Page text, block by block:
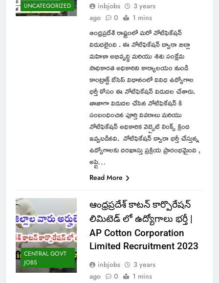
UNCATEGORIZED inbjobs
3 years
ago
0 1 mins
ఆంధ్రప్రదేశ్ రాష్ట్రంలో మరో నోటిఫికేషన్
విడుదలైంది . ఈ నోటిఫికేషన్ ద్వారా జిల్లా
మహిళా అభివృద్ధి మరియు శిశు సంక్షేమ
సాధికారత అధికారిని కార్యాలయం నుండి
కాంట్రాక్ట్ బేసిస్ విధానంలో వివిధ ఉద్యోగాల
భర్తీ కోసం ఈ నోటిఫికేషన్ విడుదల చేశారు.
తాజాగా విడుదల చేసిన నోటిఫికేషన్ కి
సంబంధించిన పూర్తి వివరాలు మరియు
నోటిఫికేషన్ అధికారిక వెబ్సైట్ లింక్స్ క్రింద
ఇవ్వబడినవి. నోటిఫికేషన్ ద్వారా భర్తీ చేస్తున్న
ఉద్యోగాలకు దరఖాస్తు ప్రక్రియ ప్రారంభమైంది ,
అప్లై…
Read More
CENTRAL GOVT
JOBS
ఆంధ్రప్రదేశ్ కాటన్ కార్పొరేషన్
లిమిటెడ్ లో ఉద్యోగాలు భర్తీ |
AP Cotton Corporation
Limited Recruitment 2023
inbjobs
3 years
ago
0 1 mins